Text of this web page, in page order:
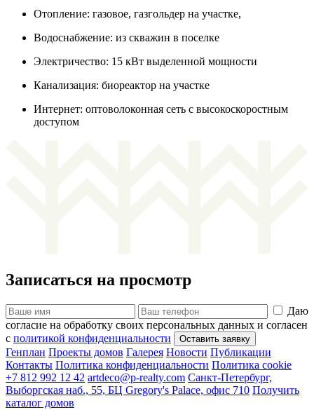
Отопление: газовое, газгольдер на участке,
Водоснабжение: из скважин в поселке
Электричество: 15 кВт выделенной мощности
Канализация: биореактор на участке
Интернет: оптоволоконная сеть с высокоскоростным
доступом
Записаться на просмотр
Даю
согласие на обработку своих персональных данных и согласен
с политикой конфиденциальности
Генплан Проекты домов Галерея Новости Публикации
Контакты Политика конфиденциальности Политика cookie
+7 812 992 12 42 artdeco@p-realty.com Санкт-Петербург,
Выборгская наб., 55, БЦ Gregory's Palace, офис 710 Получить
каталог домов